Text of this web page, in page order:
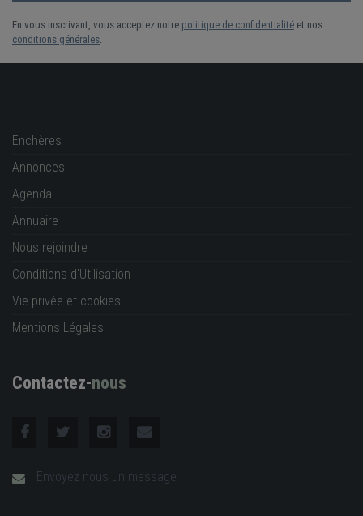
En vous inscrivant, vous acceptez notre politique de confidentialité et nos
conditions générales
Enchères
Annonces
Agenda
Annuaire
Nous rejoindre
Conditions d'Utilisation
Vie privée et cookies
Mentions Légales
Contactez-nous
Envoyez nous un message